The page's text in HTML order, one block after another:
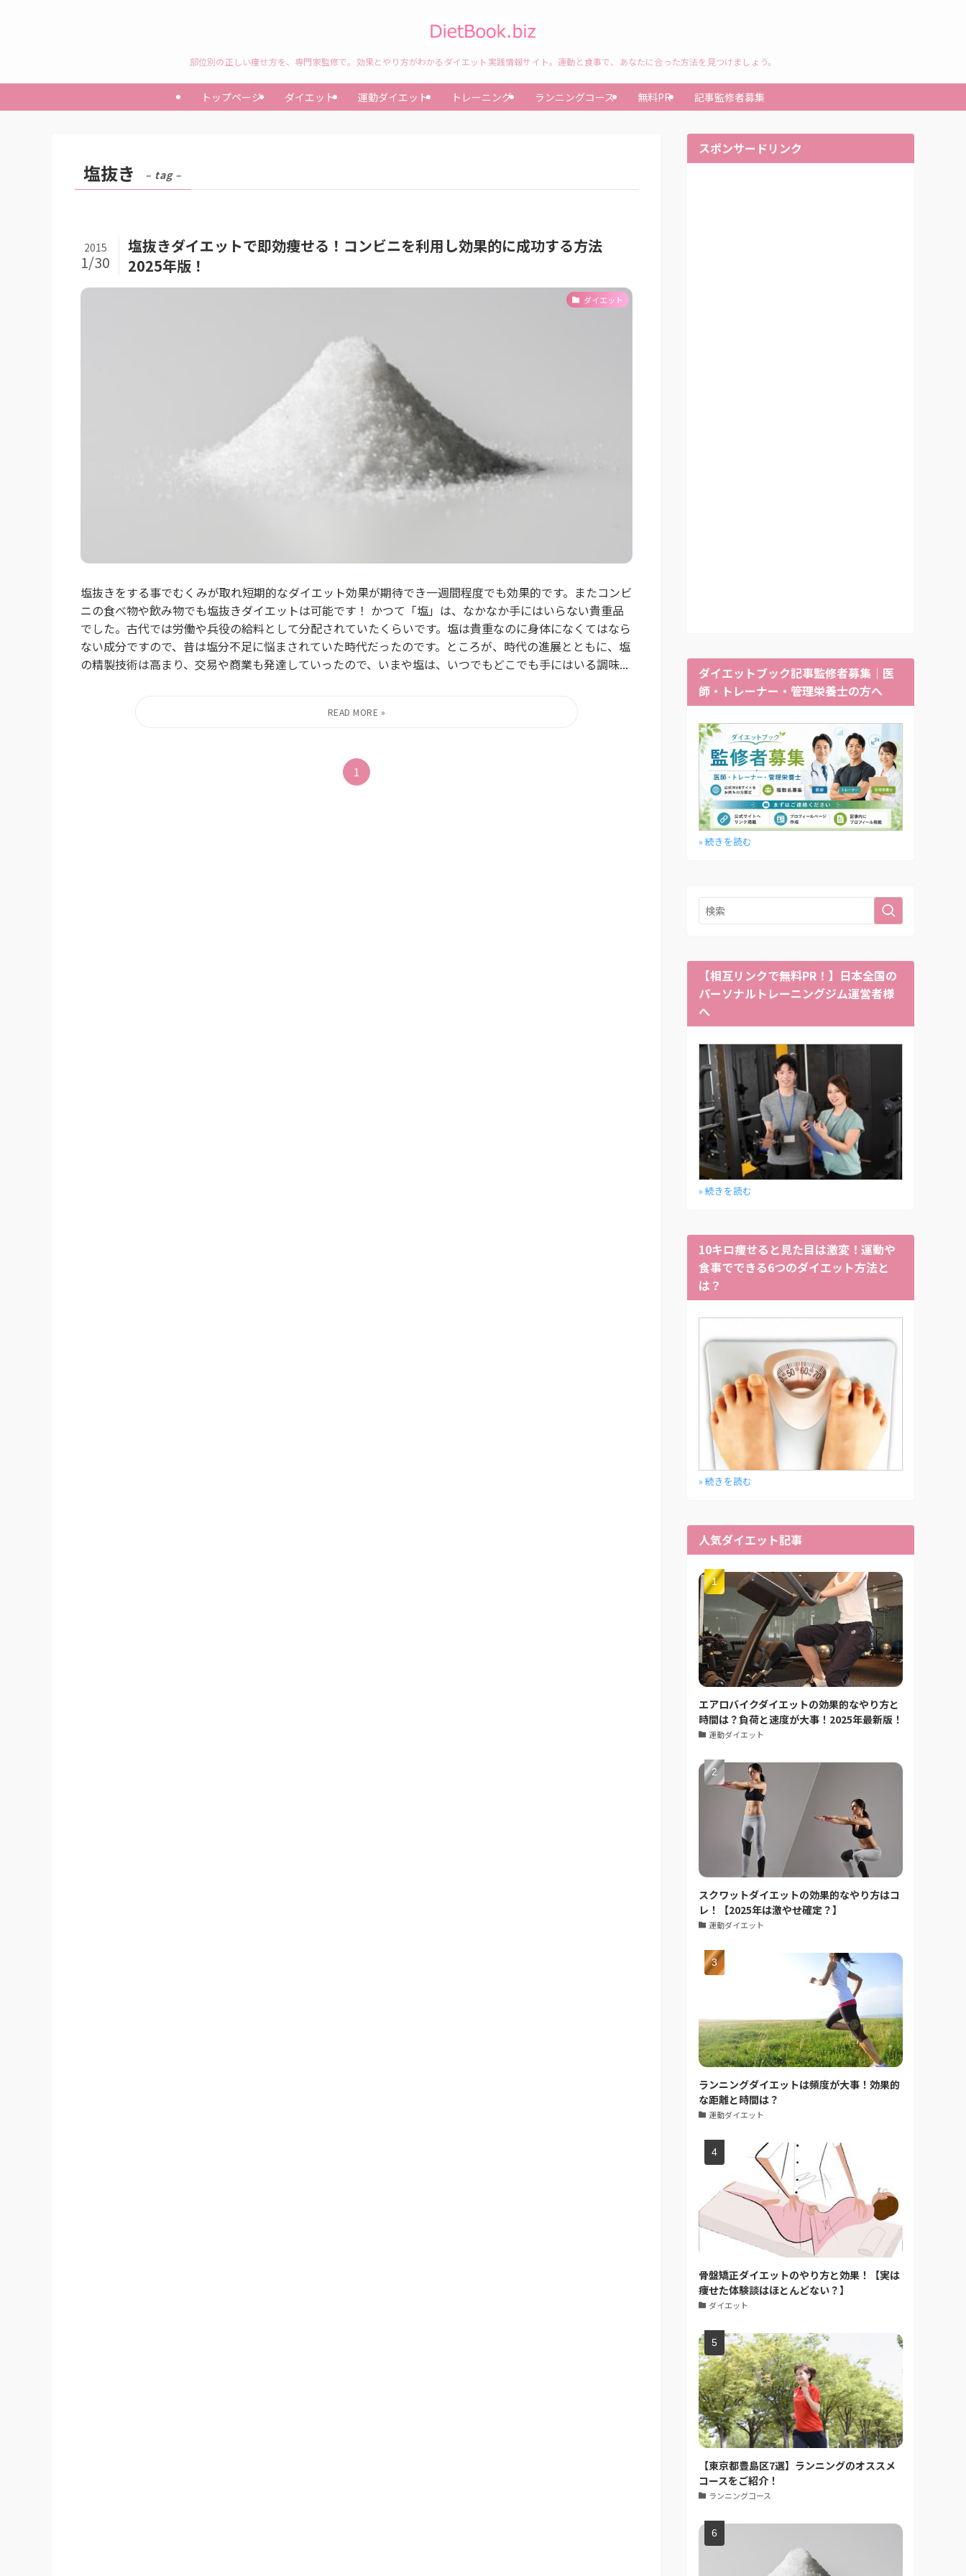
部位別の正しい痩せ方を、専門家監修で。効果とやり方がわかるダイエット実践情報サイト。運動と食事で、あなたに合った方法を見つけましょう。
トップページ ダイエット 運動ダイエット トレーニング ランニングコース 無料PR 記事監修者募集
塩抜き – tag –
塩抜きダイエットで即効痩せる！コンビニを利用し効果的に成功する方法
2025年版！
2015
1/30
ダイエット
塩抜きをする事でむくみが取れ短期的なダイエット効果が期待でき一週間程度でも効果的です。またコンビ
ニの食べ物や飲み物でも塩抜きダイエットは可能です！ かつて「塩」は、なかなか手にはいらない貴重品
でした。古代では労働や兵役の給料として分配されていたくらいです。塩は貴重なのに身体になくてはなら
ない成分ですので、昔は塩分不足に悩まされていた時代だったのです。ところが、時代の進展とともに、塩
の精製技術は高まり、交易や商業も発達していったので、いまや塩は、いつでもどこでも手にはいる調味...
1
スポンサードリンク
ダイエットブック記事監修者募集｜医
師・トレーナー・管理栄養士の方へ
» 続きを読む
【相互リンクで無料PR！】日本全国の
パーソナルトレーニングジム運営者様
へ
» 続きを読む
10キロ痩せると見た目は激変！運動や
食事でできる6つのダイエット方法と
は？
» 続きを読む
人気ダイエット記事
エアロバイクダイエットの効果的なやり方と
時間は？負荷と速度が大事！2025年最新版！
運動ダイエット
スクワットダイエットの効果的なやり方はコ
レ！【2025年は激やせ確定？】
運動ダイエット
ランニングダイエットは頻度が大事！効果的
な距離と時間は？
運動ダイエット
骨盤矯正ダイエットのやり方と効果！【実は
痩せた体験談はほとんどない？】
ダイエット
【東京都豊島区7選】ランニングのオススメ
コースをご紹介！
ランニングコース